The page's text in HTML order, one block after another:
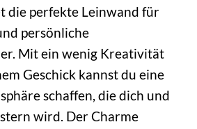
die perfekte Leinwand für
persönliche
Mit ein wenig Kreativität
Geschick kannst du eine
schaffen, die dich und
wird. Der Charme